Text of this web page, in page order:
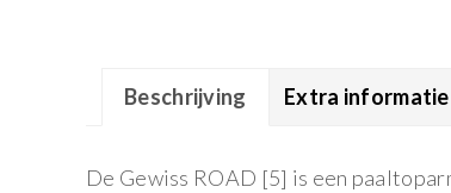
Beschrijving Extra informatie
De Gewiss ROAD [5] is een